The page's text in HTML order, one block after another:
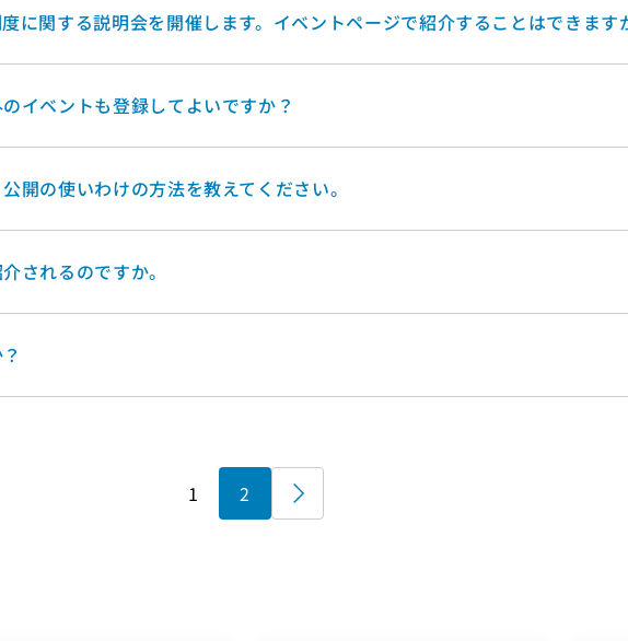
に関する説明会を開催します。イベントページで紹介することはできます
イベントも登録してよいですか？
開の使いわけの方法を教えてください。
されるのですか。
1 2 »